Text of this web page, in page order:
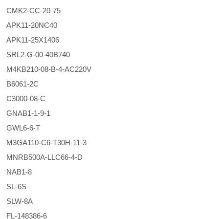
CMK2-CC-20-75
APK11-20NC40
APK11-25X1406
SRL2-G-00-40B740
M4KB210-08-B-4-AC220V
B6061-2C
C3000-08-C
GNAB1-1-9-1
GWL6-6-T
M3GA110-C6-T30H-11-3
MNRB500A-LLC66-4-D
NAB1-8
SL-6S
SLW-8A
FL-148386-6